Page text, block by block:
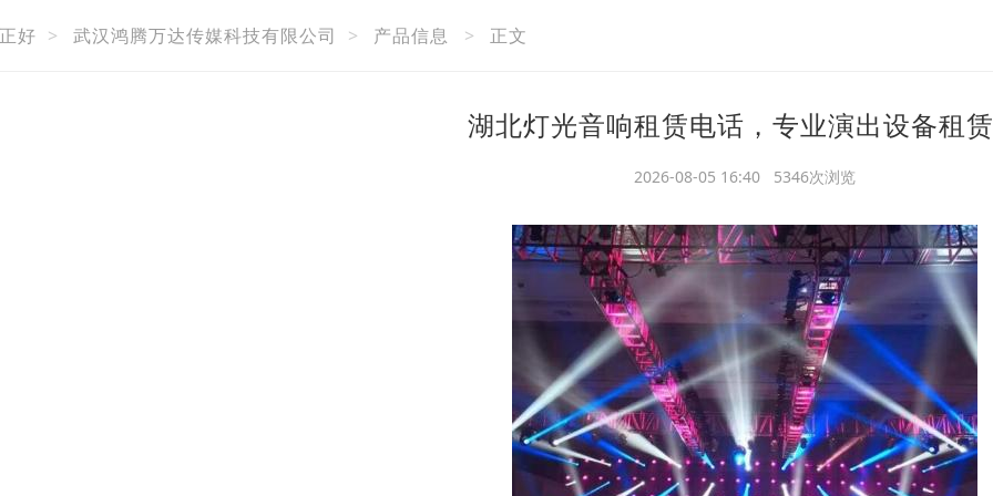
好 > 武汉鸿腾万达传媒科技有限公司 > 产品信息 > 正文
湖北灯光音响租赁电话，专业演出设备租
2026-08-05 16:40 5346次浏览